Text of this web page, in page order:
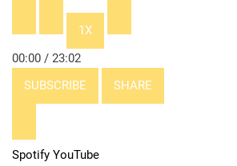
1X
00:00 / 23:02
SUBSCRIBE
SHARE
Spotify YouTube